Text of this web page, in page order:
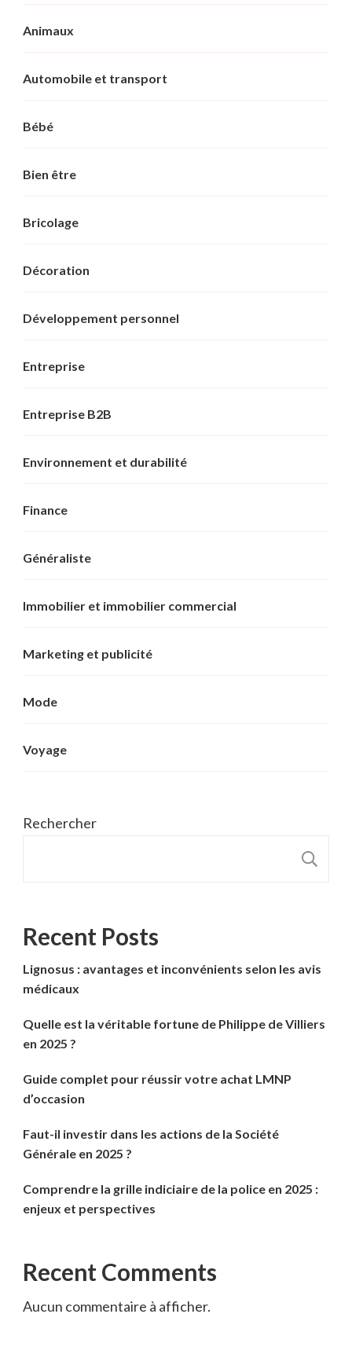
Animaux
Automobile et transport
Bébé
Bien être
Bricolage
Décoration
Développement personnel
Entreprise
Entreprise B2B
Environnement et durabilité
Finance
Généraliste
Immobilier et immobilier commercial
Marketing et publicité
Mode
Voyage
Rechercher
Recent Posts
Lignosus : avantages et inconvénients selon les avis
médicaux
Quelle est la véritable fortune de Philippe de Villiers
en 2025 ?
Guide complet pour réussir votre achat LMNP
d’occasion
Faut-il investir dans les actions de la Société
Générale en 2025 ?
Comprendre la grille indiciaire de la police en 2025 :
enjeux et perspectives
Recent Comments
Aucun commentaire à afficher.